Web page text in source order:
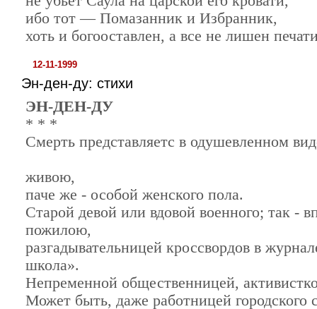
ибо тот — Помазанник и Избранник,
хоть и богооставлен, а все не лишен
12-11-1999
Эн-ден-ду: стихи
ЭН-ДЕН-ДУ
* * *
Смерть представляетс в одушевленном
живою,
паче же - особой женского пола.
Старой девой или вдовой военного; так -
пожилою,
разгадывательницей кроссвордов в
школа».
Непременной общественницей,
Может быть, даже работницей городского